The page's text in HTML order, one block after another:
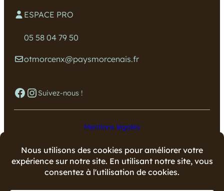
ESPACE PRO
05 58 04 79 50
otmorcenx@paysmorcenais.fr
Facebook Instagram Suivez-nous !
Mentions légales
Données personnelles